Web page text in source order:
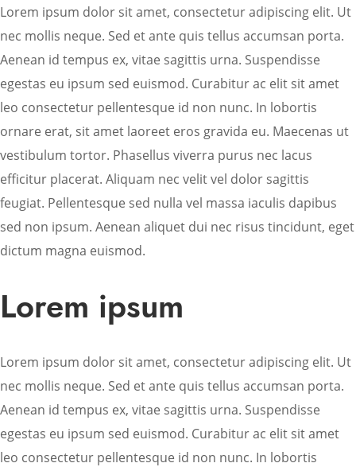
Lorem ipsum dolor sit amet, consectetur adipiscing elit. Ut
nec mollis neque. Sed et ante quis tellus accumsan porta.
Aenean id tempus ex, vitae sagittis urna. Suspendisse
egestas eu ipsum sed euismod. Curabitur ac elit sit amet
leo consectetur pellentesque id non nunc. In lobortis
ornare erat, sit amet laoreet eros gravida eu. Maecenas ut
vestibulum tortor. Phasellus viverra purus nec lacus
efficitur placerat. Aliquam nec velit vel dolor sagittis
feugiat. Pellentesque sed nulla vel massa iaculis dapibus
sed non ipsum. Aenean aliquet dui nec risus tincidunt, eget
dictum magna euismod.
Lorem ipsum
Lorem ipsum dolor sit amet, consectetur adipiscing elit. Ut
nec mollis neque. Sed et ante quis tellus accumsan porta.
Aenean id tempus ex, vitae sagittis urna. Suspendisse
egestas eu ipsum sed euismod. Curabitur ac elit sit amet
leo consectetur pellentesque id non nunc. In lobortis